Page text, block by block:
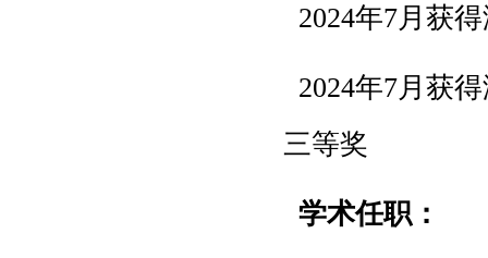
2024年7月获
2024年7月获
三等奖
学术任职：